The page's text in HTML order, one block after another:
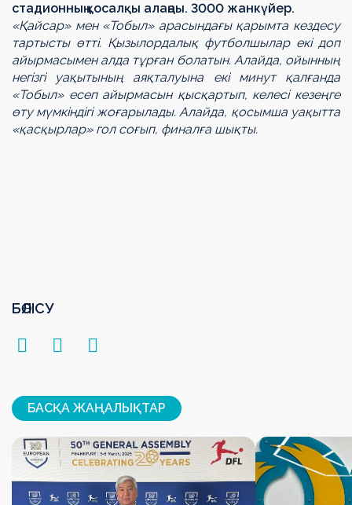
стадионның қосалқы алаңаы. 3000 жанкүйер.
«Қайсар» мен «Тобыл» арасындағы қарымта кездесу
тартысты өтті. Қызылордалық футболшылар екі доп
айырмасымен алда тұрған болатын. Алайда, ойынның
негізгі уақытының аяқталуына екі минут қалғанда
«Тобыл» есеп айырмасын қысқартып, келесі кезеңге
өту мүмкіндігі жоғарылады. Алайда, қосымша уақытта
«қасқырлар» гол соғып, финалға шықты.
БӨЛІСУ
БАСҚА ЖАҢАЛЫҚТАР